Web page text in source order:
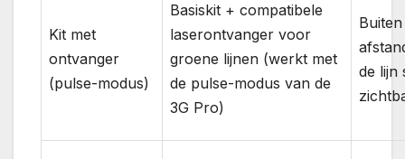
Kit met
ontvanger
(pulse-modus)
Basiskit + compatibele
laserontvanger voor
groene lijnen (werkt met
de pulse-modus van de
3G Pro)
de lijn